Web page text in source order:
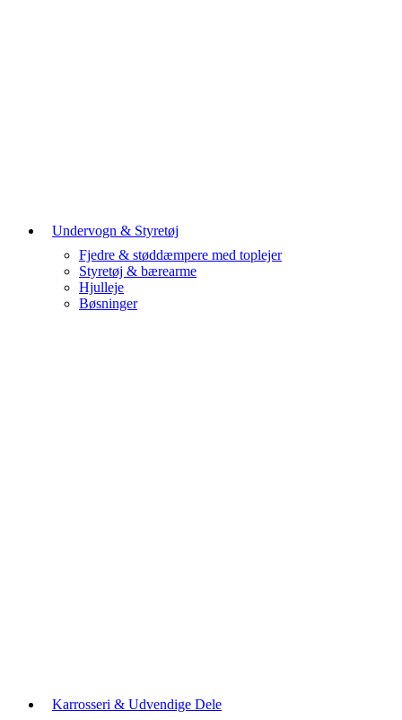
Undervogn & Styretøj
Fjedre & støddæmpere med toplejer
Styretøj & bærearme
Hjulleje
Bøsninger
Karrosseri & Udvendige Dele